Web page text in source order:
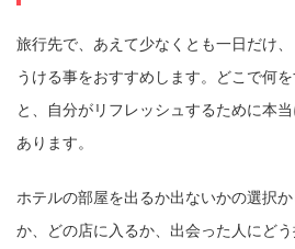
旅行先で、あえて少なくとも一日だけ
うける事をおすすめします。どこで何
と、自分がリフレッシュするために本
あります。
ホテルの部屋を出るか出ないかの選択
か、どの店に入るか、出会った人にど